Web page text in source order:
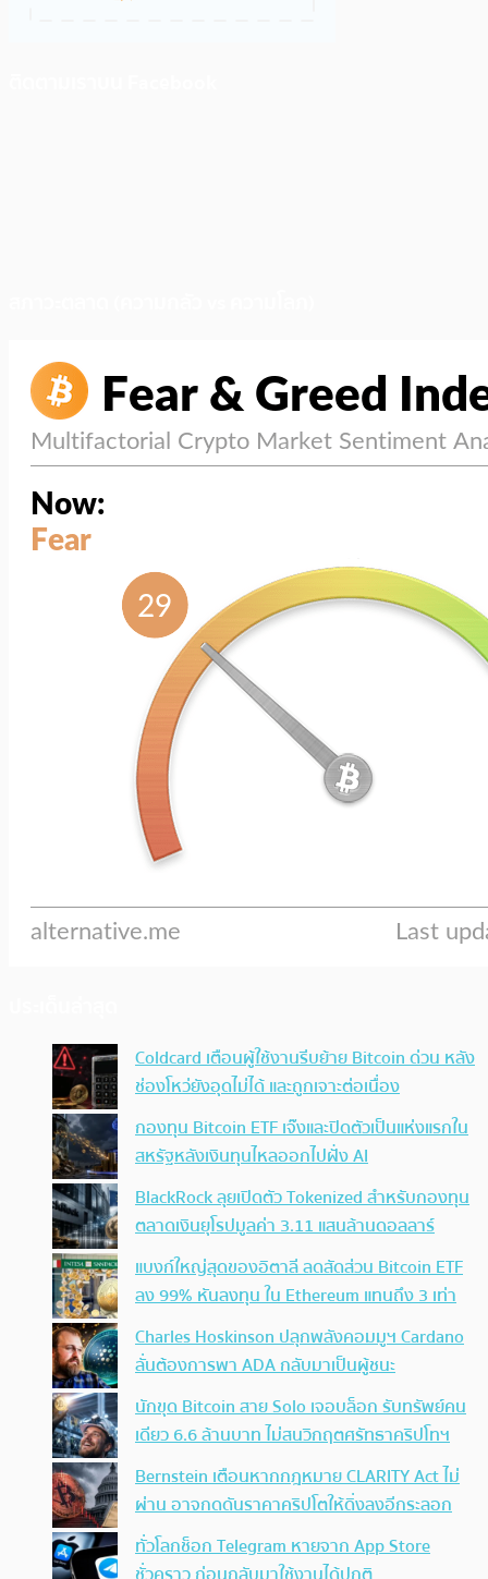
Coldcard เตือนผู้ใช้งานรีบย้าย Bitcoin ด่วน หลัง
ช่องโหว่ยังอุดไม่ได้ และถูกเจาะต่อเนื่อง
กองทุน Bitcoin ETF เจ๊งและปิดตัวเป็นแห่งแรกใน
สหรัฐหลังเงินทุนไหลออกไปฝั่ง AI
BlackRock ลุยเปิดตัว Tokenized สำหรับกองทุน
ตลาดเงินยุโรปมูลค่า 3.11 แสนล้านดอลลาร์
แบงก์ใหญ่สุดของอิตาลี ลดสัดส่วน Bitcoin ETF
ลง 99% หันลงทุน ใน Ethereum แทนถึง 3 เท่า
Charles Hoskinson ปลุกพลังคอมมูฯ Cardano
ลั่นต้องการพา ADA กลับมาเป็นผู้ชนะ
นักขุด Bitcoin สาย Solo เจอบล็อก รับทรัพย์คน
เดียว 6.6 ล้านบาท ไม่สนวิกฤตศรัทธาคริปโทฯ
Bernstein เตือนหากกฎหมาย CLARITY Act ไม่
ผ่าน อาจกดดันราคาคริปโตให้ดิ่งลงอีกระลอก
ทั่วโลกช็อก Telegram หายจาก App Store